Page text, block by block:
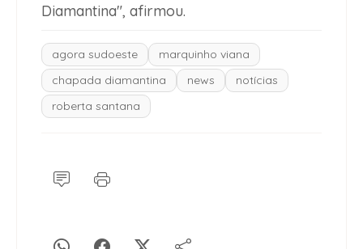
Diamantina", afirmou.
agora sudoeste
marquinho viana
chapada diamantina
news
notícias
roberta santana